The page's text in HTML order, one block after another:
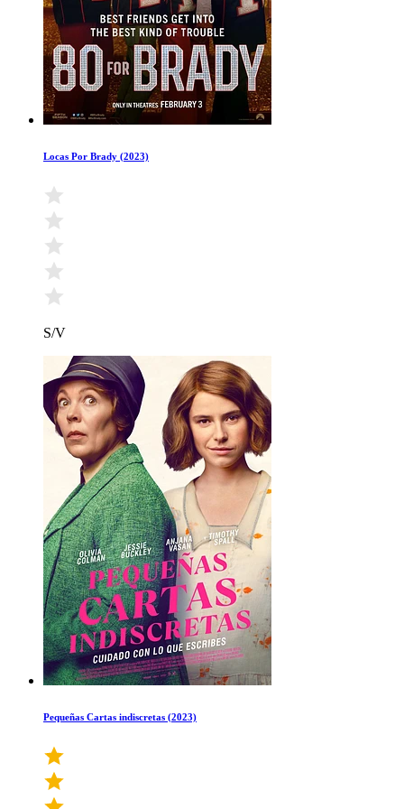
Locas Por Brady (2023)
S/V
Pequeñas Cartas indiscretas (2023)